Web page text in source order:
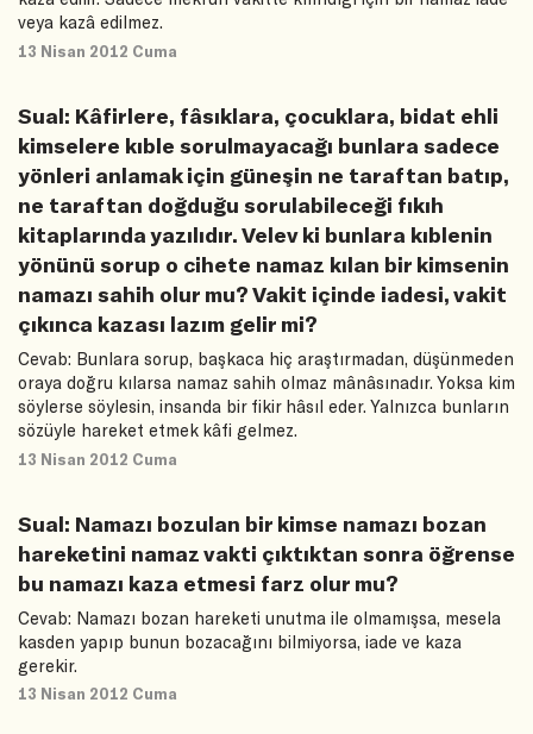
veya kazâ edilmez.
13 Nisan 2012 Cuma
Sual: Kâfirlere, fâsıklara, çocuklara, bidat ehli
kimselere kıble sorulmayacağı bunlara sadece
yönleri anlamak için güneşin ne taraftan batıp,
ne taraftan doğduğu sorulabileceği fıkıh
kitaplarında yazılıdır. Velev ki bunlara kıblenin
yönünü sorup o cihete namaz kılan bir kimsenin
namazı sahih olur mu? Vakit içinde iadesi, vakit
çıkınca kazası lazım gelir mi?
Cevab: Bunlara sorup, başkaca hiç araştırmadan, düşünmeden
oraya doğru kılarsa namaz sahih olmaz mânâsınadır. Yoksa kim
söylerse söylesin, insanda bir fikir hâsıl eder. Yalnızca bunların
sözüyle hareket etmek kâfi gelmez.
13 Nisan 2012 Cuma
Sual: Namazı bozulan bir kimse namazı bozan
hareketini namaz vakti çıktıktan sonra öğrense
bu namazı kaza etmesi farz olur mu?
Cevab: Namazı bozan hareketi unutma ile olmamışsa, mesela
kasden yapıp bunun bozacağını bilmiyorsa, iade ve kaza
gerekir.
13 Nisan 2012 Cuma